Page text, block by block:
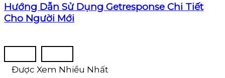
Hướng Dẫn Sử Dụng Getresponse Chi Tiết
Cho Người Mới
Được Xem Nhiều Nhất